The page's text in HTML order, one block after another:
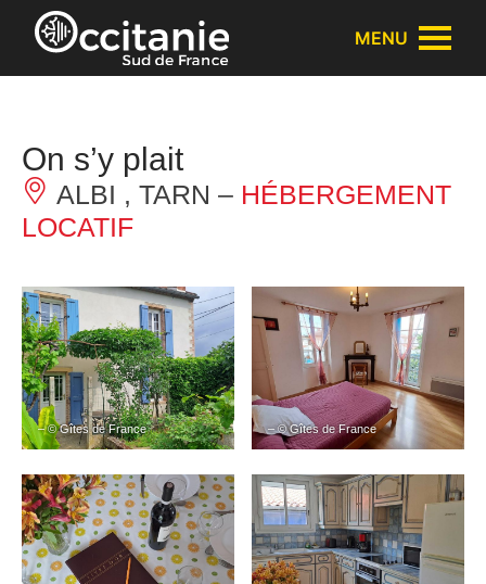
Panneau de gestion des cookies
MENU
On s’y plait
ALBI , TARN – HÉBERGEMENT
LOCATIF
– © Gîtes de France – © Gîtes de France